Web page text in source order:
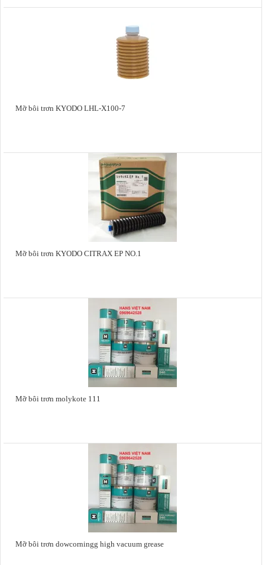
Mỡ bôi trơn KYODO LHL-X100-7
Mỡ bôi trơn KYODO CITRAX EP NO.1
Mỡ bôi trơn molykote 111
Mỡ bôi trơn dowcorningg high vacuum grease